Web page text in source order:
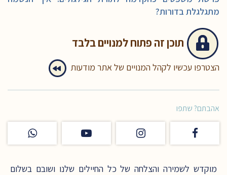
מתגלגלת בדורות?
תוכן זה פתוח למנויים בלבד
הצטרפו עכשיו לקהל המנויים של אתר מודעות
אהבתם? שתפו
מוקדש לשמירה והצלחה של כל החיילים שלנו ושובם בשלום